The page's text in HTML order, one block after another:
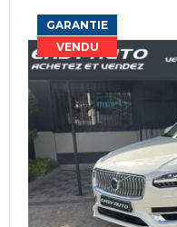
GARANTIE
VENDU